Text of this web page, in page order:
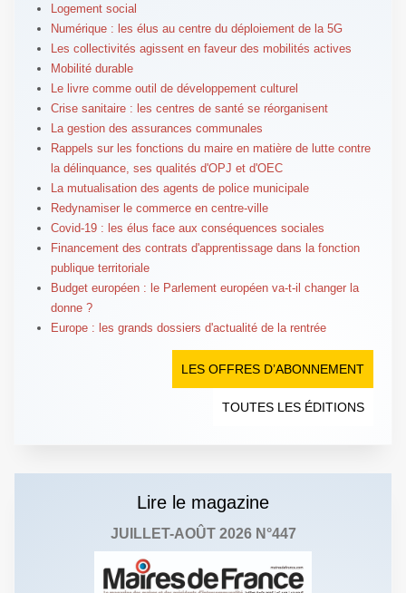
Logement social
Numérique : les élus au centre du déploiement de la 5G
Les collectivités agissent en faveur des mobilités actives
Mobilité durable
Le livre comme outil de développement culturel
Crise sanitaire : les centres de santé se réorganisent
La gestion des assurances communales
Rappels sur les fonctions du maire en matière de lutte contre
la délinquance, ses qualités d'OPJ et d'OEC
La mutualisation des agents de police municipale
Redynamiser le commerce en centre-ville
Covid-19 : les élus face aux conséquences sociales
Financement des contrats d'apprentissage dans la fonction
publique territoriale
Budget européen : le Parlement européen va-t-il changer la
donne ?
Europe : les grands dossiers d'actualité de la rentrée
LES OFFRES D’ABONNEMENT
TOUTES LES ÉDITIONS
Lire le magazine
JUILLET-AOÛT 2026 N°447